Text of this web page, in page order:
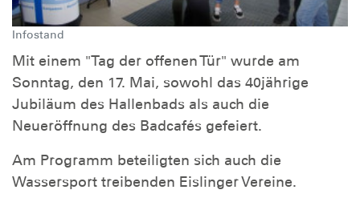
Infostand
Mit einem "Tag der offenen Tür" wurde am
Sonntag, den 17. Mai, sowohl das 40jährige
Jubiläum des Hallenbads als auch die
Neueröffnung des Badcafés gefeiert.
Am Programm beteiligten sich auch die
Wassersport treibenden Eislinger Vereine.